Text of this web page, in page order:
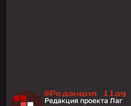
@Редакция 1lag
Редакция проекта Лаг